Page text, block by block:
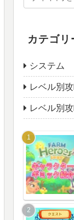
カテゴリ
システム
レベル別
レベル別